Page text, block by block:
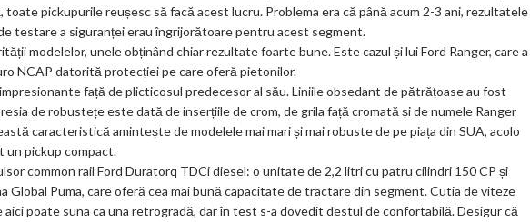
toate pickupurile reușesc să facă acest lucru. Problema era că până acum 2-3 ani, rezultatele
testare a siguranței erau îngrijorătoare pentru acest segment.
modelelor, unele obținând chiar rezultate foarte bune. Este cazul și lui Ford Ranger, care a
NCAP datorită protecției pe care oferă pietonilor.
față de plicticosul predecesor al său. Liniile obsedant de pătrățoase au fost
de robustețe este dată de inserțiile de crom, de grila față cromată și de numele Ranger
caracteristică amintește de modelele mai mari și mai robuste de pe piața din SUA, acolo
un pickup compact.
common rail Ford Duratorq TDCi diesel: o unitate de 2,2 litri cu patru cilindri 150 CP și
Global Puma, care oferă cea mai bună capacitate de tractare din segment. Cutia de viteze
poate suna ca una retrogradă, dar în test s-a dovedit destul de confortabilă. Desigur că